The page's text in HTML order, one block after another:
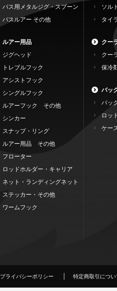
バス用メタルジグ・スプーン
バスルアー その他
ルアー用品
ジグヘッド
トレブルフック
アシストフック
シングルフック
ルアーフック その他
シンカー
スナップ・リング
ルアー用品 その他
フローター
ロッドホルダー・キャリア
ネット・ランディングネット
ステッカー・その他
ワームフック
ソル
タイ
クー
クー
保冷
バッ
バッ
ロッ
ケー
プライバシーポリシー 特定商取引につい